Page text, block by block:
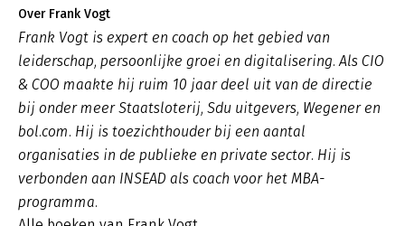
Over Frank Vogt
Frank Vogt is expert en coach op het gebied van
leiderschap, persoonlijke groei en digitalisering. Als CIO
& COO maakte hij ruim 10 jaar deel uit van de directie
bij onder meer Staatsloterij, Sdu uitgevers, Wegener en
bol.com. Hij is toezichthouder bij een aantal
organisaties in de publieke en private sector. Hij is
verbonden aan INSEAD als coach voor het MBA-
programma.